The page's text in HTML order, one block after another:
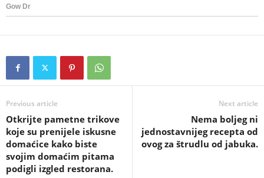
Previous article
Otkrijte pametne trikove
koje su prenijele iskusne
domaćice kako biste
svojim domaćim pitama
podigli izgled restorana.
Next article
Nema boljeg ni
jednostavnijeg recepta od
ovog za štrudlu od jabuka.